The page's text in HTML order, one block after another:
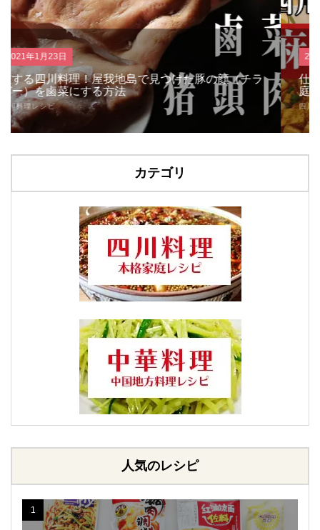
2020年10月29日
仕上げは金の太陽花椒！四川のお母さんが教える家
庭で作れる本場の麻婆豆腐の作り方
四川料理レシピ
カテゴリ
人気のレシピ
1